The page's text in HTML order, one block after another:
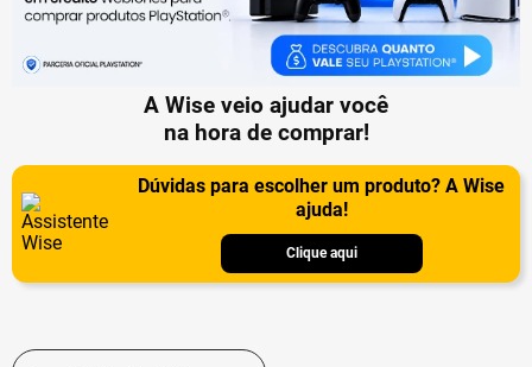
A Wise veio ajudar você
na hora de comprar!
Dúvidas para escolher um produto? A Wise
ajuda!
Clique aqui
4º
ps4
5